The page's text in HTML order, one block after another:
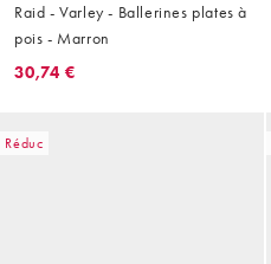
Raid - Varley - Ballerines plates à
pois - Marron
30,74 €
Réduc